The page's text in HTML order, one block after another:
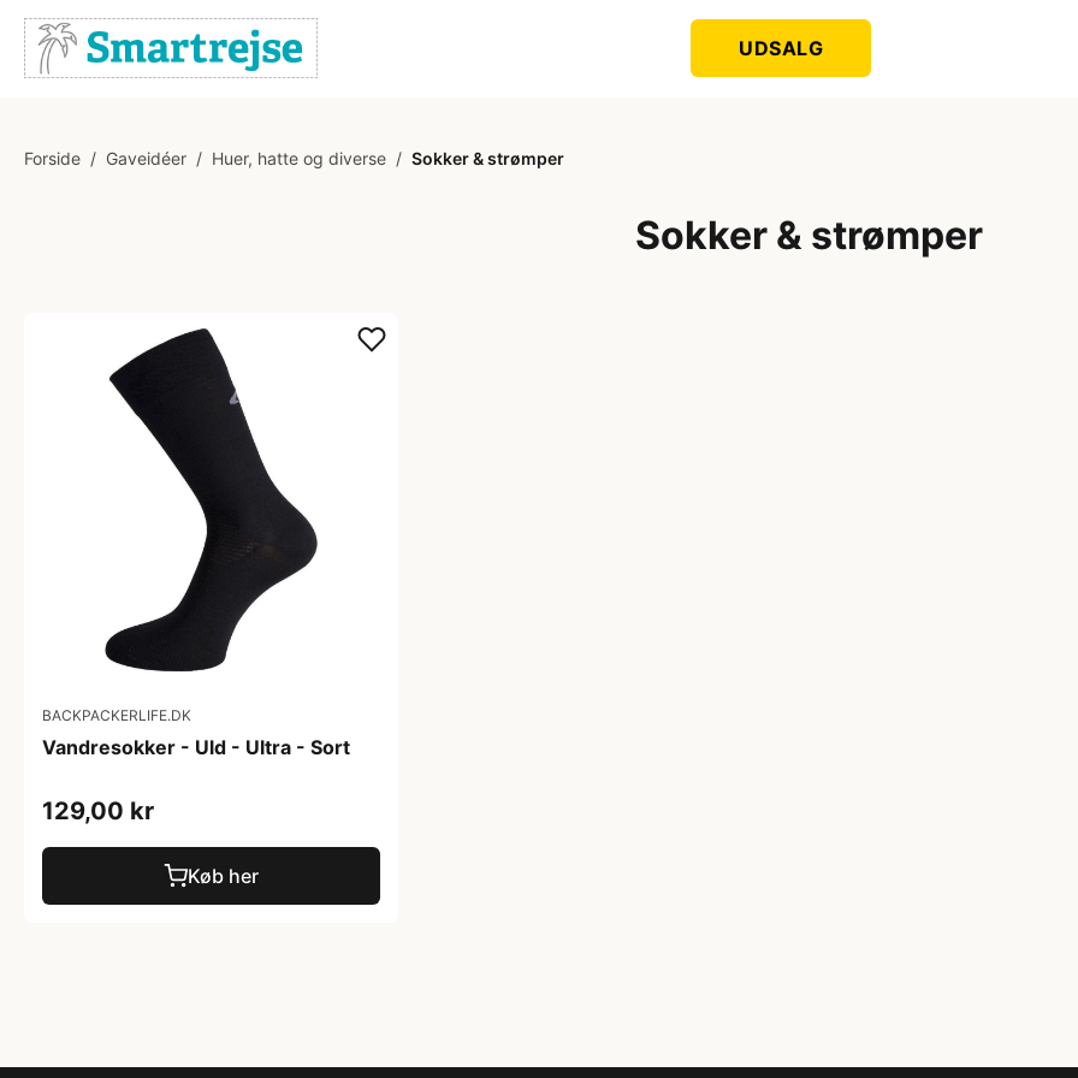
UDSALG
Forside / Gaveidéer / Huer, hatte og diverse / Sokker & strømper
Sokker & strømper
BACKPACKERLIFE.DK
Vandresokker - Uld - Ultra - Sort
129,00 kr
Køb her